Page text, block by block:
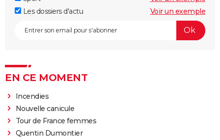
Les dossiers d'actu
Voir un exemple
EN CE MOMENT
Incendies
Nouvelle canicule
Tour de France femmes
Quentin Dumontier